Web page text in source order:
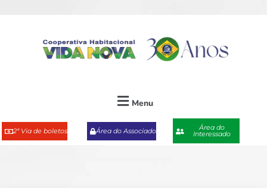
Menu
2ª Via de boletos Área do Associado Área do
Interessado